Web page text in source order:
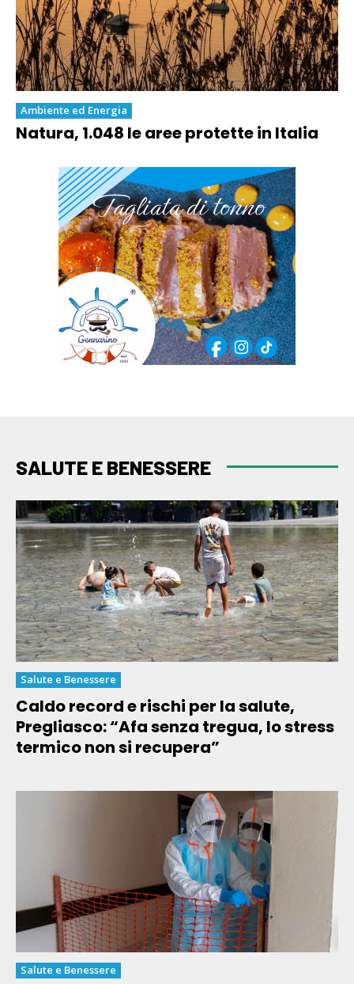
Ambiente ed Energia
Natura, 1.048 le aree protette in Italia
SALUTE E BENESSERE
Salute e Benessere
Caldo record e rischi per la salute,
Pregliasco: “Afa senza tregua, lo stress
termico non si recupera”
Salute e Benessere